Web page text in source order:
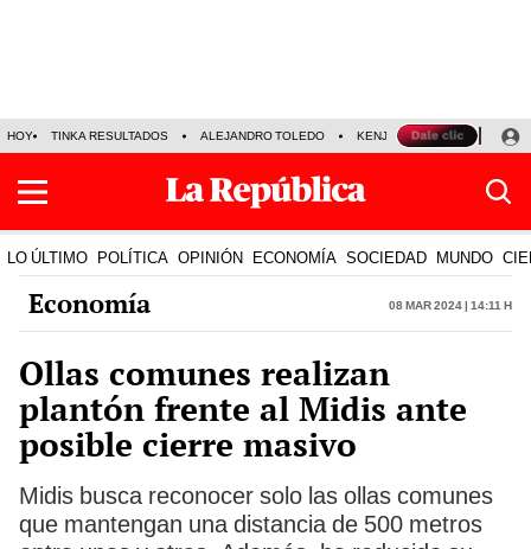
HOY TINKA RESULTADOS ALEJANDRO TOLEDO KENJI FUJIMORI
LO ÚLTIMO POLÍTICA OPINIÓN ECONOMÍA SOCIEDAD MUNDO
Economía 08 Mar 2024 | 14:11 h
Ollas comunes realizan
plantón frente al Midis ante
posible cierre masivo
Midis busca reconocer solo las ollas comunes
que mantengan una distancia de 500 metros